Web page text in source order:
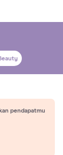
pendapatmu